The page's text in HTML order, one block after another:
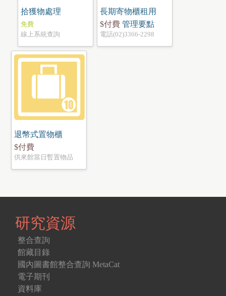
拾獲物處理
免費
線上系統查詢
長期寄物櫃租用
$付費 管理要點
電話(02)3366-2298
退幣式置物櫃
$付費
供來館當日暫置物品
研究資源
整合查詢
館藏目錄
國內圖書館整合查詢 MetaCat
電子期刊
資料庫